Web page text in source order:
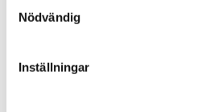
Nödvändig
Inställningar
Krok från Mecmesin för användning